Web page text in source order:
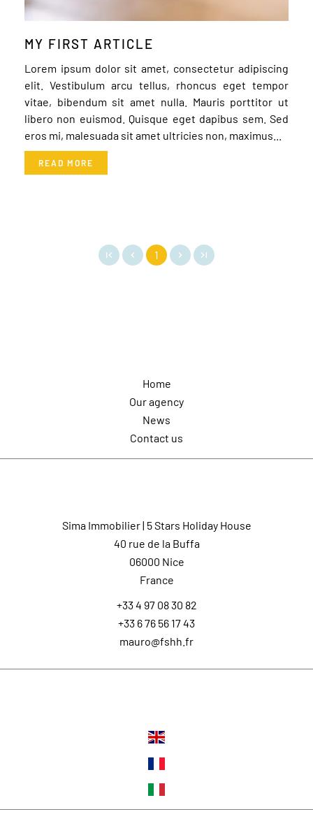
MY FIRST ARTICLE
Lorem ipsum dolor sit amet, consectetur adipiscing
elit. Vestibulum arcu tellus, rhoncus eget tempor
vitae, bibendum sit amet nulla. Mauris porttitor ut
libero non euismod. Quisque eget dapibus sem. Sed
eros mi, malesuada sit amet ultricies non, maximus...
READ MORE
1
Home
Our agency
News
Contact us
Sima Immobilier | 5 Stars Holiday House
40 rue de la Buffa
06000 Nice
France
+33 4 97 08 30 82
+33 6 76 56 17 43
mauro@fshh.fr